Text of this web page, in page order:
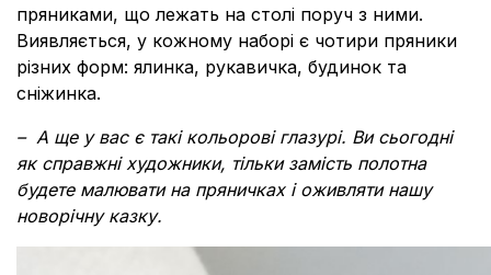
пряниками, що лежать на столі поруч з ними.
Виявляється, у кожному наборі є чотири пряники
різних форм: ялинка, рукавичка, будинок та
сніжинка.
– А ще у вас є такі кольорові глазурі. Ви сьогодні
як справжні художники, тільки замість полотна
будете малювати на пряничках і оживляти нашу
новорічну казку.